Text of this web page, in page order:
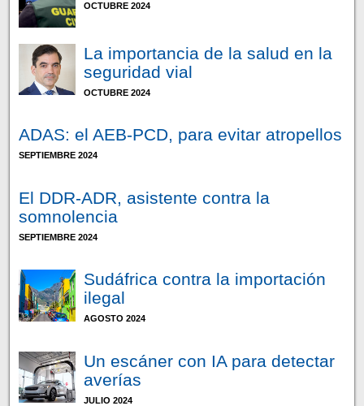
OCTUBRE 2024
La importancia de la salud en la
seguridad vial
OCTUBRE 2024
ADAS: el AEB-PCD, para evitar atropellos
SEPTIEMBRE 2024
El DDR-ADR, asistente contra la
somnolencia
SEPTIEMBRE 2024
Sudáfrica contra la importación
ilegal
AGOSTO 2024
Un escáner con IA para detectar
averías
JULIO 2024